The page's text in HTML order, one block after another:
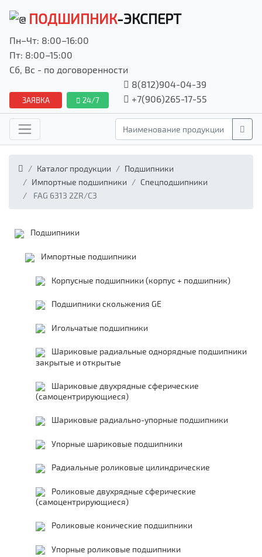
ПОДШИПНИК-ЭКСПЕРТ
Пн–Чт: 8:00–16:00
Пт: 8:00–15:00
Сб, Вс - по договоренности
ЗАЯВКА 24/7
8(812)904-04-39
+7(906)265-17-55
Каталог продукции
Подшипники
Импортные подшипники
Спецподшипники
FAG 6313 2ZR/C3
Подшипники
Импортные подшипники
Корпусные подшипники (корпус + подшипник)
Подшипники скольжения GE
Игольчатые подшипники
Шариковые радиальные однорядные подшипники
закрытые и открытые
Шариковые двухрядные сферические
(самоцентрирующиеся)
Шариковые радиально-упорные подшипники
Упорные шариковые подшипники
Радиальные роликовые цилиндрические
Роликовые двухрядные сферические
(самоцентрирующиеся)
Роликовые конические подшипники
Упорные роликовые подшипники